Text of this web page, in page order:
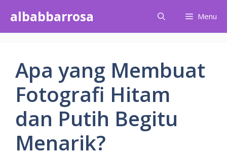
isi
albabbarrosa Menu
Apa yang Membuat
Fotografi Hitam
dan Putih Begitu
Menarik?